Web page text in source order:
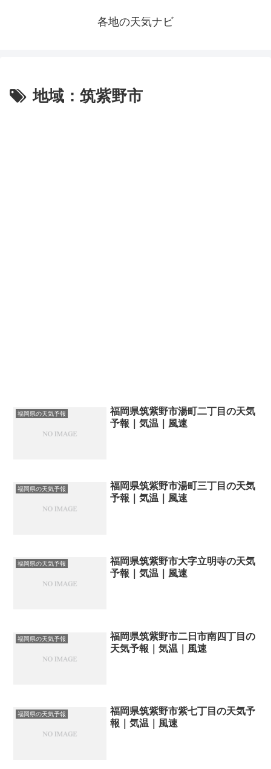
各地の天気ナビ
地域：筑紫野市
福岡県の天気予報
福岡県筑紫野市湯町二丁目の天気
予報｜気温｜風速
福岡県の天気予報
福岡県筑紫野市湯町三丁目の天気
予報｜気温｜風速
福岡県の天気予報
福岡県筑紫野市大字立明寺の天気
予報｜気温｜風速
福岡県の天気予報
福岡県筑紫野市二日市南四丁目の
天気予報｜気温｜風速
福岡県の天気予報
福岡県筑紫野市紫七丁目の天気予
報｜気温｜風速